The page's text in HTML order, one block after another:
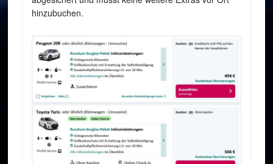
hinzubuchen.